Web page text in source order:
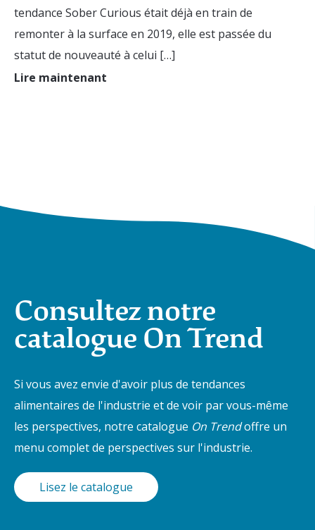
tendance Sober Curious était déjà en train de
remonter à la surface en 2019, elle est passée du
statut de nouveauté à celui […]
Lire maintenant
Consultez notre
catalogue On Trend
Si vous avez envie d'avoir plus de tendances
alimentaires de l'industrie et de voir par vous-même
les perspectives, notre catalogue On Trendoffre un
menu complet de perspectives sur l'industrie.
Lisez le catalogue